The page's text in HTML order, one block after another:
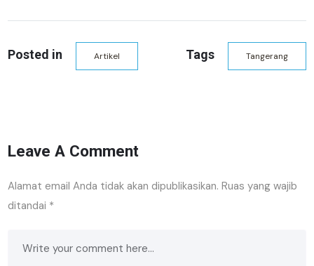
Posted in Artikel Tags Tangerang
Leave A Comment
Alamat email Anda tidak akan dipublikasikan. Ruas yang wajib
ditandai *